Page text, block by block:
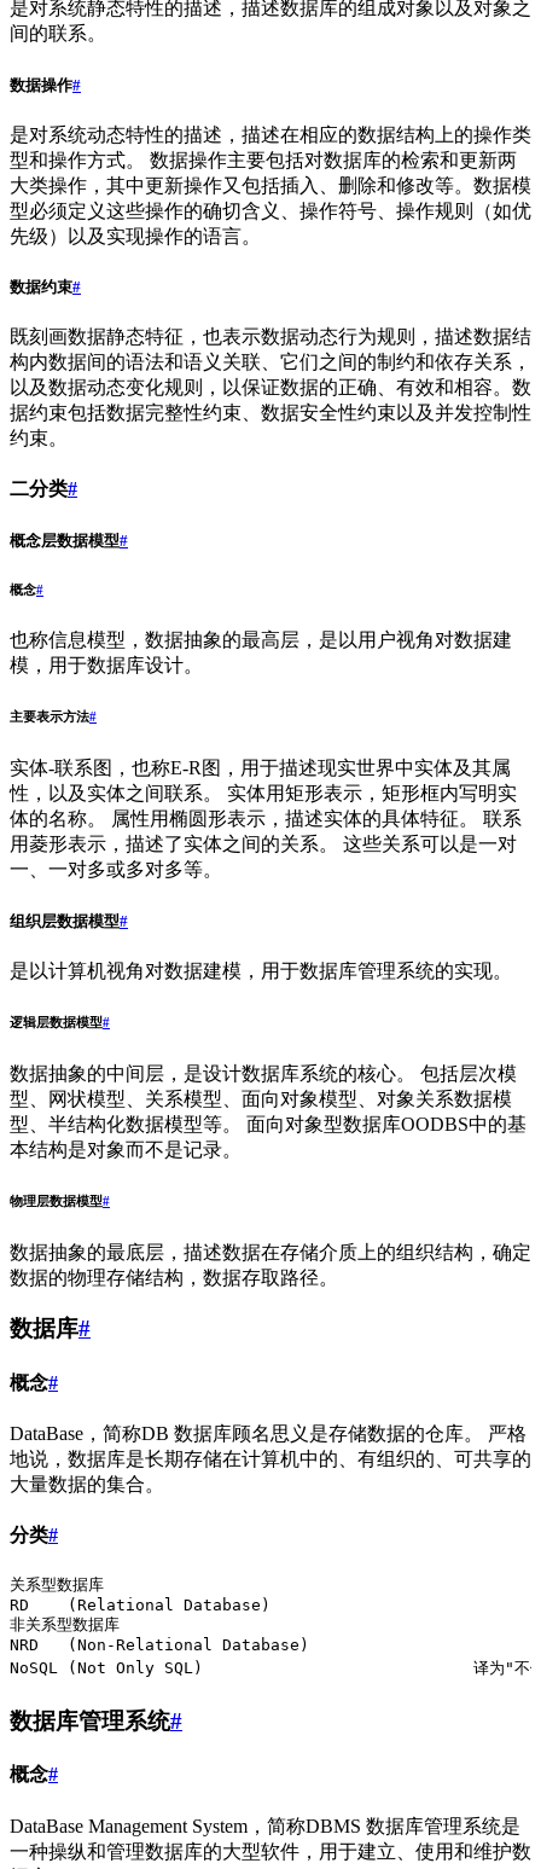
是对系统静态特性的描述，描述数据库的组成对象以及对象之
间的联系。
数据操作#
是对系统动态特性的描述，描述在相应的数据结构上的操作类
型和操作方式。 数据操作主要包括对数据库的检索和更新两
大类操作，其中更新操作又包括插入、删除和修改等。数据模
型必须定义这些操作的确切含义、操作符号、操作规则（如优
先级）以及实现操作的语言。
数据约束#
既刻画数据静态特征，也表示数据动态行为规则，描述数据结
构内数据间的语法和语义关联、它们之间的制约和依存关系，
以及数据动态变化规则，以保证数据的正确、有效和相容。数
据约束包括数据完整性约束、数据安全性约束以及并发控制性
约束。
二分类#
概念层数据模型#
概念#
也称信息模型，数据抽象的最高层，是以用户视角对数据建
模，用于数据库设计。
主要表示方法#
实体-联系图，也称E-R图，用于描述现实世界中实体及其属
性，以及实体之间联系。 实体用矩形表示，矩形框内写明实
体的名称。 属性用椭圆形表示，描述实体的具体特征。 联系
用菱形表示，描述了实体之间的关系。 这些关系可以是一对
一、一对多或多对多等。
组织层数据模型#
是以计算机视角对数据建模，用于数据库管理系统的实现。
逻辑层数据模型#
数据抽象的中间层，是设计数据库系统的核心。 包括层次模
型、网状模型、关系模型、面向对象模型、对象关系数据模
型、半结构化数据模型等。 面向对象型数据库OODBS中的基
本结构是对象而不是记录。
物理层数据模型#
数据抽象的最底层，描述数据在存储介质上的组织结构，确定
数据的物理存储结构，数据存取路径。
数据库#
概念#
DataBase，简称DB 数据库顾名思义是存储数据的仓库。 严格
地说，数据库是长期存储在计算机中的、有组织的、可共享的
大量数据的集合。
分类#
关系型数据库
RD    (Relational Database)
非关系型数据库
NRD   (Non-Relational Database)
NoSQL (Not Only
数据库管理系统#
概念#
DataBase Management System，简称DBMS 数据库管理系统是
一种操纵和管理数据库的大型软件，用于建立、使用和维护数